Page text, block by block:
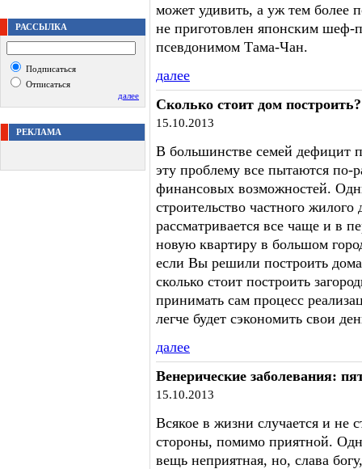
РАССЫЛКА
Подписаться
Отписаться
далее
РЕКЛАМА
может удивить, а уж тем более
не приготовлен японским шеф-
псевдонимом Тама-Чан.
далее
Сколько стоит дом построить?
15.10.2013
В большинстве семей дефицит
эту проблему все пытаются по-
финансовых возможностей.
строительство частного
рассматривается все чаще и в
новую квартиру в большом
если Вы решили построить
сколько стоит построить
принимать сам процесс
легче будет сэкономить свои
далее
Венерические заболевания:
15.10.2013
Всякое в жизни случается и не
стороны, помимо приятной.
вещь неприятная, но, слава